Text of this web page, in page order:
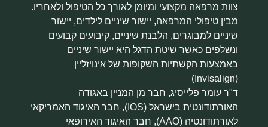
צוות מרפאה מקצועי ומיומן לאורך כל הטיפול ולאחריו.
מבין טיפולי המרפאה, יישור שיניים לילדים, יישור
שיניים למבוגרים, הלבנת שיניים, קיבועים קבועים
ונשלפים כאשר שיטת הדגל היא יישור שיניים
באמצעות הקשתיות השקופות של אינויזליין
(Invisalign)
ד"ר עומר פלייסיג, חבר מן המניין באגודה
האורתודונטית בישראל (IOS), חבר האיגוד האמריקאי
לאורתודונטיה (AAO), חבר האיגוד האירופאי